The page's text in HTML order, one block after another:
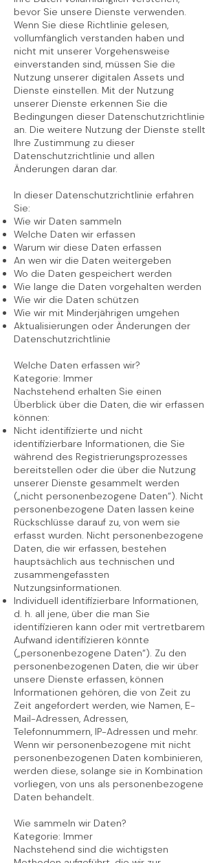
bevor Sie unsere Dienste verwenden.
Wenn Sie diese Richtlinie gelesen,
vollumfänglich verstanden haben und
nicht mit unserer Vorgehensweise
einverstanden sind, müssen Sie die
Nutzung unserer digitalen Assets und
Dienste einstellen. Mit der Nutzung
unserer Dienste erkennen Sie die
Bedingungen dieser Datenschutzrichtlinie
an. Die weitere Nutzung der Dienste stellt
Ihre Zustimmung zu dieser
Datenschutzrichtlinie und allen
Änderungen daran dar.
In dieser Datenschutzrichtlinie erfahren
Sie:
Wie wir Daten sammeln
Welche Daten wir erfassen
Warum wir diese Daten erfassen
An wen wir die Daten weitergeben
Wo die Daten gespeichert werden
Wie lange die Daten vorgehalten werden
Wie wir die Daten schützen
Wie wir mit Minderjährigen umgehen
Aktualisierungen oder Änderungen der
Datenschutzrichtlinie
Welche Daten erfassen wir?
Kategorie: Immer
Nachstehend erhalten Sie einen
Überblick über die Daten, die wir erfassen
können:
Nicht identifizierte und nicht
identifizierbare Informationen, die Sie
während des Registrierungsprozesses
bereitstellen oder die über die Nutzung
unserer Dienste gesammelt werden
(„nicht personenbezogene Daten“). Nicht
personenbezogene Daten lassen keine
Rückschlüsse darauf zu, von wem sie
erfasst wurden. Nicht personenbezogene
Daten, die wir erfassen, bestehen
hauptsächlich aus technischen und
zusammengefassten
Nutzungsinformationen.
Individuell identifizierbare Informationen,
d. h. all jene, über die man Sie
identifizieren kann oder mit vertretbarem
Aufwand identifizieren könnte
(„personenbezogene Daten“). Zu den
personenbezogenen Daten, die wir über
unsere Dienste erfassen, können
Informationen gehören, die von Zeit zu
Zeit angefordert werden, wie Namen, E-
Mail-Adressen, Adressen,
Telefonnummern, IP-Adressen und mehr.
Wenn wir personenbezogene mit nicht
personenbezogenen Daten kombinieren,
werden diese, solange sie in Kombination
vorliegen, von uns als personenbezogene
Daten behandelt.
Wie sammeln wir Daten?
Kategorie: Immer
Nachstehend sind die wichtigsten